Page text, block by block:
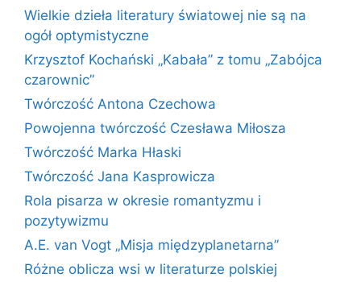
Wielkie dzieła literatury światowej nie są na
ogół optymistyczne
Krzysztof Kochański „Kabała” z tomu „Zabójca
czarownic”
Twórczość Antona Czechowa
Powojenna twórczość Czesława Miłosza
Twórczość Marka Hłaski
Twórczość Jana Kasprowicza
Rola pisarza w okresie romantyzmu i
pozytywizmu
A.E. van Vogt „Misja międzyplanetarna”
Różne oblicza wsi w literaturze polskiej